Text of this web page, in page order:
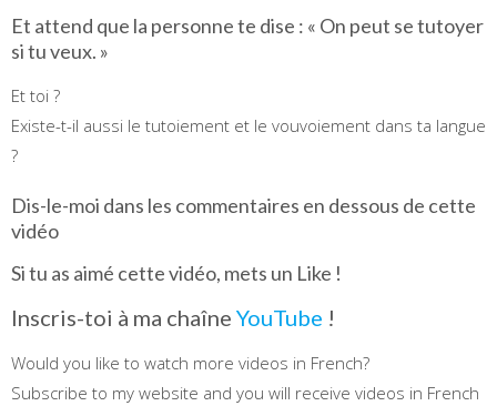
Et attend que la personne te dise : « On peut se tutoyer
si tu veux. »
Et toi ?
Existe-t-il aussi le tutoiement et le vouvoiement dans ta langue
?
Dis-le-moi dans les commentaires en dessous de cette
vidéo
Si tu as aimé cette vidéo, mets un Like !
Inscris-toi à ma chaîne YouTube !
Would you like to watch more videos in French?
Subscribe to my website and you will receive videos in French